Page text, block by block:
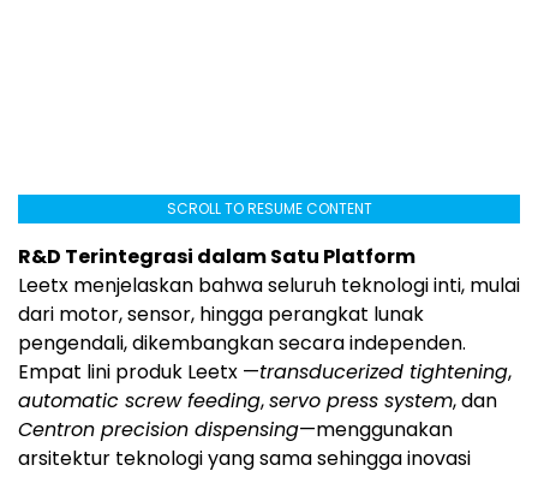
SCROLL TO RESUME CONTENT
R&D Terintegrasi dalam Satu Platform
Leetx menjelaskan bahwa seluruh teknologi inti, mulai
dari motor, sensor, hingga perangkat lunak
pengendali, dikembangkan secara independen.
Empat lini produk Leetx —transducerized tightening,
automatic screw feeding,servo press system, dan
Centron precision dispensing—menggunakan
arsitektur teknologi yang sama sehingga inovasi